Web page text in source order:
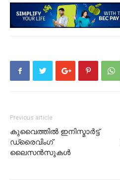
Previous article
കുവൈത്തിൽ ഇനിസ്മാർട്ട്
ഡ്രൈവിംഗ്
ലൈസൻസുകൾ